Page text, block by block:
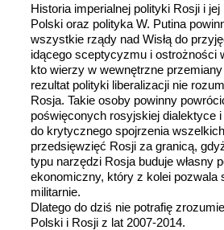
Historia imperialnej polityki Rosji i
Polski oraz polityka W. Putina
wszystkie rządy nad Wisłą do
idącego sceptycyzmu i ostrożności
kto wierzy w wewnętrzne
rezultat polityki liberalizacji nie
Rosja. Takie osoby powinny
poświęconych rosyjskiej dialektyce
do krytycznego spojrzenia
przedsięwzięć Rosji za granicą,
typu narzędzi Rosja buduje własny
ekonomiczny, który z kolei pozwala
militarnie.
Dlatego do dziś nie potrafię
Polski i Rosji z lat 2007-2014.